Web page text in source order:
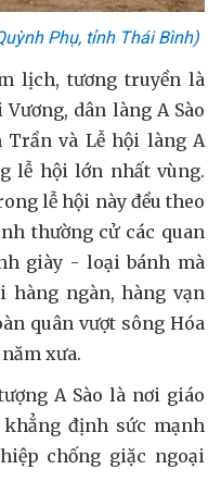
Phụ, tỉnh Thái Bình)
lịch, tương truyền là
dân làng A Sào
Trần và Lễ hội làng A
lễ hội lớn nhất vùng.
lễ hội này đều theo
thường cử các quan
giày - loại bánh mà
hàng ngàn, hàng vạn
quân vượt sông Hóa
xưa.
A Sào là nơi giáo
định sức mạnh
chống giặc ngoại